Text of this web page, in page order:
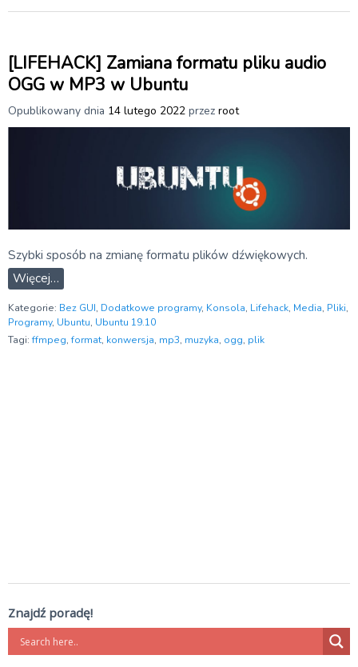
[LIFEHACK] Zamiana formatu pliku audio
OGG w MP3 w Ubuntu
Opublikowany dnia 14 lutego 2022 przez root
Szybki sposób na zmianę formatu plików dźwiękowych.
Więcej…
Kategorie: Bez GUI, Dodatkowe programy, Konsola, Lifehack, Media, Pliki,
Programy, Ubuntu, Ubuntu 19.10
Tagi: ffmpeg, format, konwersja, mp3, muzyka, ogg, plik
Znajdź poradę!